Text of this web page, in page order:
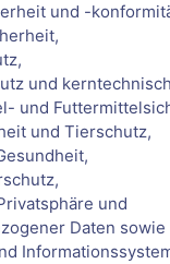
und -
und
und
und Tierschutz,
und
Daten